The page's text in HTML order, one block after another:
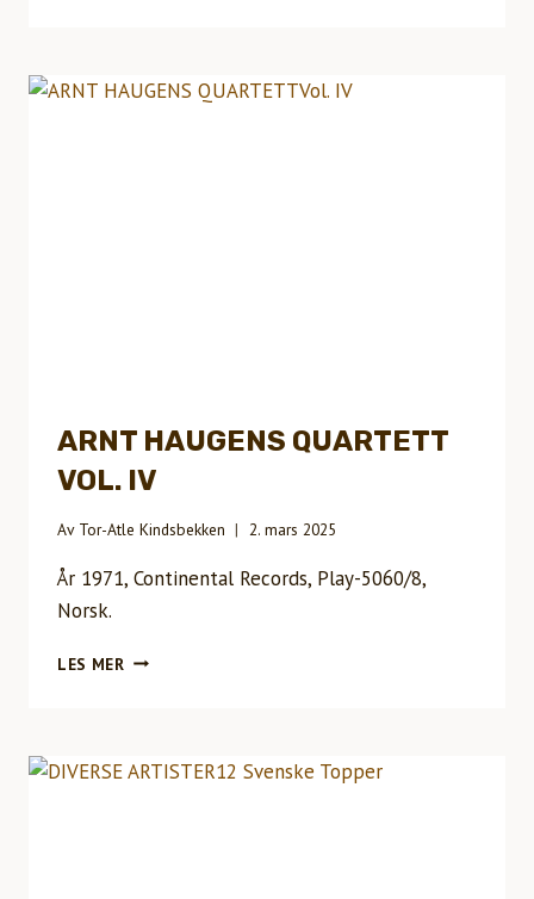
ARNT HAUGENS QUARTETT
VOL. IV
Av Tor-Atle Kindsbekken 2. mars 2025
År 1971, Continental Records, Play-5060/8,
Norsk.
LES MER ARNT